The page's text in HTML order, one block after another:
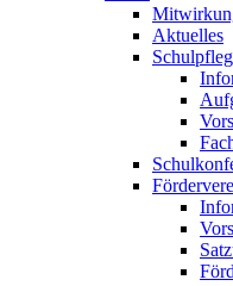
Aktuelles